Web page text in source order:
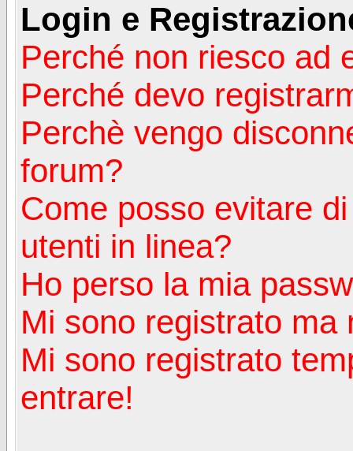
Login e
Perché non riesco ad
Perché devo
Perchè vengo
forum?
Come posso evitare
utenti in linea?
Ho perso la mia
Mi sono registrato ma
Mi sono registrato
entrare!